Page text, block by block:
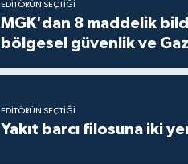
EDITÖRÜN SEÇTIĞI
MGK'dan 8 maddelik
bölgesel güvenlik ve
EDITÖRÜN SEÇTIĞI
Yakıt barcı filosuna iki